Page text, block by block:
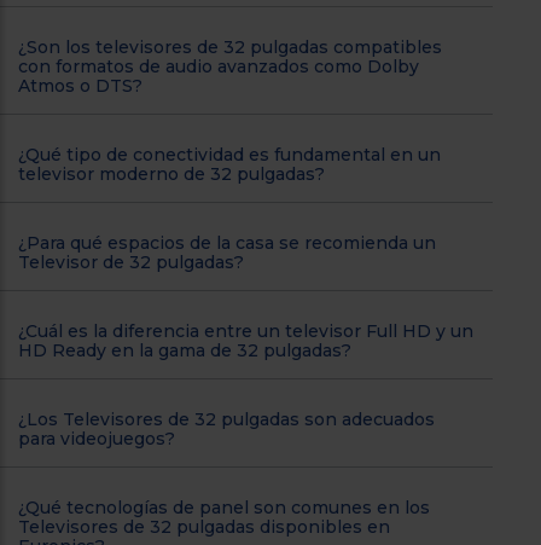
¿Son los televisores de 32 pulgadas compatibles
con formatos de audio avanzados como Dolby
Atmos o DTS?
¿Qué tipo de conectividad es fundamental en un
televisor moderno de 32 pulgadas?
¿Para qué espacios de la casa se recomienda un
Televisor de 32 pulgadas?
¿Cuál es la diferencia entre un televisor Full HD y un
HD Ready en la gama de 32 pulgadas?
¿Los Televisores de 32 pulgadas son adecuados
para videojuegos?
¿Qué tecnologías de panel son comunes en los
Televisores de 32 pulgadas disponibles en